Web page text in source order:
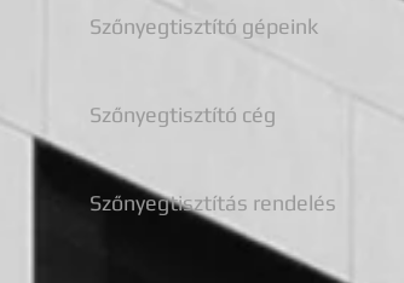
Szőnyegtisztító gépeink
Szőnyegtisztító cég
Szőnyegtisztítás rendelés